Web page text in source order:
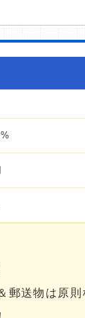
郵送物は原則